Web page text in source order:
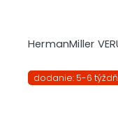
HermanMiller
dodanie: 5-6